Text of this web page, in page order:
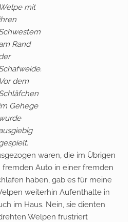
Welpe mit
Rand
Vor dem
Gehege
wurde
waren, die im Übrigen
fremden Auto in einer fremden
haben, gab es für meine
weiterhin Aufenthalte in
im Haus. Nein, sie dienten
Welpen frustriert